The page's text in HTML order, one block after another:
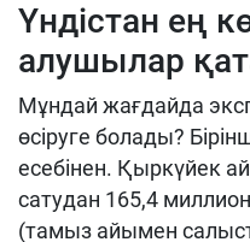
Үндістан ең
алушылар
Мұндай жағдайда
өсіруге болады?
есебінен. Қыркүйек
сатудан 165,4
(тамыз айымен